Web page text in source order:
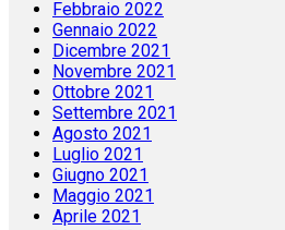
Febbraio 2022
Gennaio 2022
Dicembre 2021
Novembre 2021
Ottobre 2021
Settembre 2021
Agosto 2021
Luglio 2021
Giugno 2021
Maggio 2021
Aprile 2021